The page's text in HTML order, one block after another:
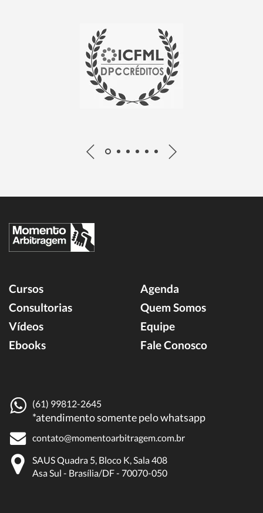
Cursos
Consultorias
Vídeos
Ebooks
Agenda
Quem Somos
Equipe
Fale Conosco
(61) 99812-2645
*atendimento somente pelo whatsapp
contato@momentoarbitragem.com.br
SAUS Quadra 5, Bloco K, Sala 408
Asa Sul - Brasília/DF - 70070-050